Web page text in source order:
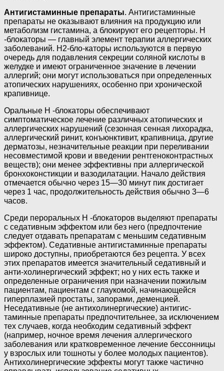
Антигистаминные препараты. Анти­гистаминные
препараты не оказывают влияния на продукцию или
метаболизм гистамина, а блокируют его рецепторы. Н
-блокаторы — главный элемент тера­пии аллергических
заболеваний. Н2-бло-каторы используются в первую
очередь для подавления секреции соляной кисло­ты в
желудке и имеют ограниченное зна­чение в лечении
аллергий; они могут ис­пользоваться при определенных
атопи­ческих нарушениях, особенно при хронической
крапивнице.
Оральные Н -блокаторы обеспечивают
симптоматическое лечение различных атопических и
аллергических нарушений (сезонная сенная лихорадка,
аллерги­ческий ринит, конъюнктивит, крапивница, другие
дерматозы, незначительные реак­ции при переливании
несовместимой крови и введении рентгеноконтрастных
веществ); они менее эффективны при ал­лергической
бронхоконстикции и вазоди­латации. Начало действия
отмечается обычно через 15—30 минут пик достигает
через 1 час, продолжительность действия обычно 3—6
часов.
Среди пероральных Н -блокаторов вы­деляют препараты
с седативным эффектом или без него (предпочтение
следует отда­вать препаратам с меньшим седативным
эффектом). Седативные антигистаминные препараты
широко доступны, приобрета­ются без рецепта. У всех
этих препаратов имеется значительный седативный и
анти-холинергический эффект; но у них есть так­же и
определенные ограничения при на­значении пожилым
пациентам, пациентам с глаукомой, начинающейся
гиперплазией простаты, запорами, деменцией.
Неседативные (не антихолинергические) антигис­
таминные препараты предпочтительнее, за исключением
тех случаев, когда необходим седативный эффект
(например, ночное время лечения аллергического
заболева­ния или кратковременное лечение бессон­ницы
у взрослых или тошноты у более мо­лодых пациентов).
Антихолинергические эффекты могут также частично